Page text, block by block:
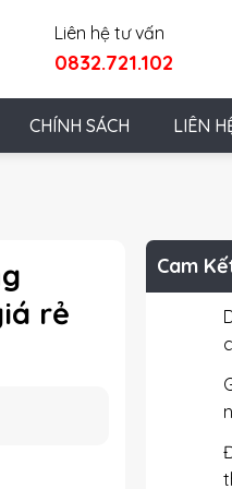
Liên hệ tư vấn
0832.721.102
CHÍNH SÁCH LIÊN
Cam
rẻ